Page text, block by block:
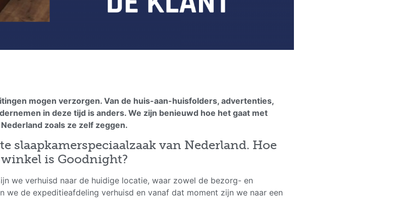
mogen verzorgen. Van de huis-aan-huisfolders, advertenties,
in deze tijd is anders. We zijn benieuwd hoe het gaat met
zoals ze zelf zeggen.
slaapkamerspeciaalzaak van Nederland. Hoe
is Goodnight?
we verhuisd naar de huidige locatie, waar zowel de bezorg- en
de expeditieafdeling verhuisd en vanaf dat moment zijn we naar een